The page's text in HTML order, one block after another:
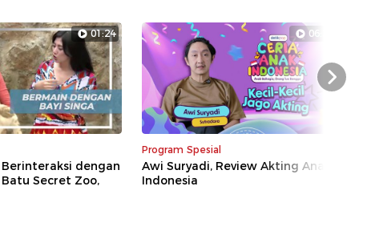
01:24
dengan
Secret Zoo,
06:35
Program Spesial
Awi Suryadi, Review Akting Anak
Indonesia
Next